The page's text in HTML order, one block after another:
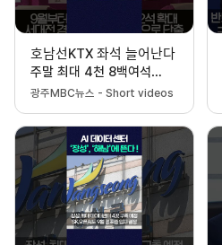
호남선KTX 좌석 늘어난다
주말 최대 4천 8백여석
#KTX #SRT
광주MBC뉴스 - Short videos